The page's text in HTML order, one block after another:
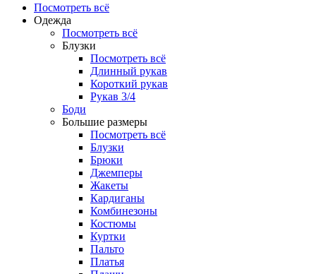
Посмотреть всё
Одежда
Посмотреть всё
Блузки
Посмотреть всё
Длинный рукав
Короткий рукав
Рукав 3/4
Боди
Большие размеры
Посмотреть всё
Блузки
Брюки
Джемперы
Жакеты
Кардиганы
Комбинезоны
Костюмы
Куртки
Пальто
Платья